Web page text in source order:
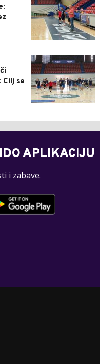
0
se
APLIKACIJU
i zabave.